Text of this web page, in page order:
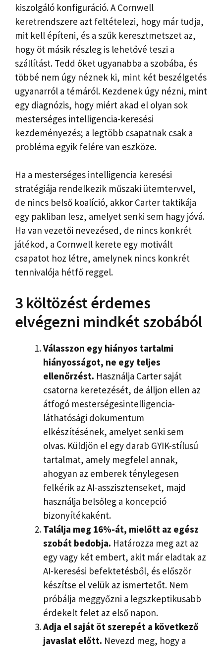
kiszolgáló konfiguráció. A Cornwell
keretrendszere azt feltételezi, hogy már tudja,
mit kell építeni, és a szűk keresztmetszet az,
hogy öt másik részleg is lehetővé teszi a
szállítást. Tedd őket ugyanabba a szobába, és
többé nem úgy néznek ki, mint két beszélgetés
ugyanarról a témáról. Kezdenek úgy nézni, mint
egy diagnózis, hogy miért akad el olyan sok
mesterséges intelligencia-keresési
kezdeményezés; a legtöbb csapatnak csak a
probléma egyik felére van eszköze.
Ha a mesterséges intelligencia keresési
stratégiája rendelkezik műszaki ütemtervvel,
de nincs belső koalíció, akkor Carter taktikája
egy pakliban lesz, amelyet senki sem hagy jóvá.
Ha van vezetői nevezésed, de nincs konkrét
játékod, a Cornwell kerete egy motivált
csapatot hoz létre, amelynek nincs konkrét
tennivalója hétfő reggel.
3 költözést érdemes
elvégezni mindkét szobából
Válasszon egy hiányos tartalmi
hiányosságot, ne egy teljes
ellenőrzést. Használja Carter saját
csatorna keretezését, de álljon ellen az
átfogó mesterségesintelligencia-
láthatósági dokumentum
elkészítésének, amelyet senki sem
olvas. Küldjön el egy darab GYIK-stílusú
tartalmat, amely megfelel annak,
ahogyan az emberek ténylegesen
felkérik az AI-asszisztenseket, majd
használja belsőleg a koncepció
bizonyítékaként.
Találja meg 16%-át, mielőtt az egész
szobát bedobja. Határozza meg azt az
egy vagy két embert, akit már eladtak az
AI-keresési befektetésből, és először
készítse el velük az ismertetőt. Nem
próbálja meggyőzni a legszkeptikusabb
érdekelt felet az első napon.
Adja el saját öt szerepét a következő
javaslat előtt. Nevezd meg, hogy a